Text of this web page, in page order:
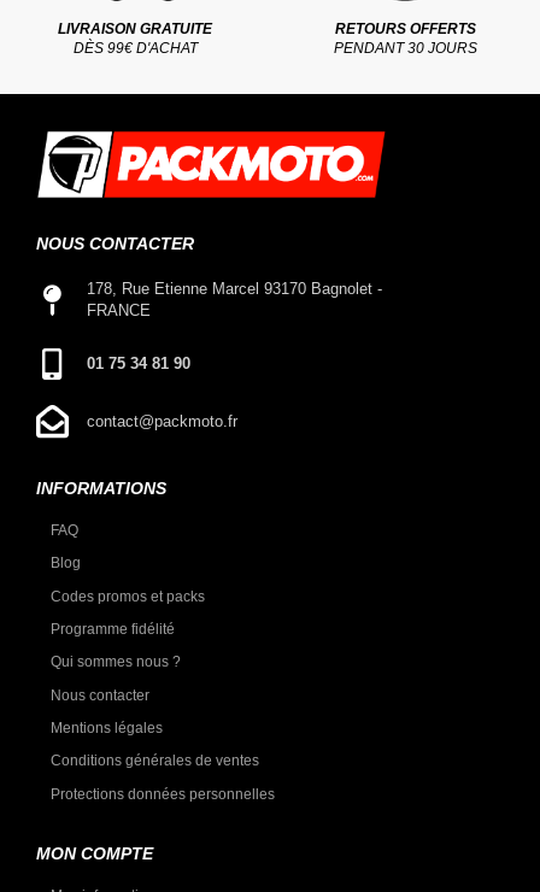
LIVRAISON GRATUITE
DÈS 99€ D'ACHAT
RETOURS OFFERTS
PENDANT 30 JOURS
NOUS CONTACTER
178, Rue Etienne Marcel 93170 Bagnolet -
FRANCE
01 75 34 81 90
contact@packmoto.fr
INFORMATIONS
FAQ
Blog
Codes promos et packs
Programme fidélité
Qui sommes nous ?
Nous contacter
Mentions légales
Conditions générales de ventes
Protections données personnelles
MON COMPTE